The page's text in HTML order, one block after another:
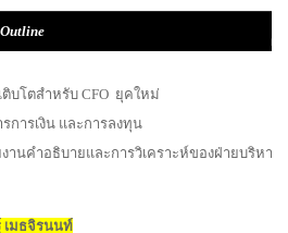
ผู้
ติบโตสำหรับ CFO ยุคใหม่
การเงิน และการลงทุน
านคำอธิบายและการวิเคราะห์ของฝ่ายบริหาร
เมธจิรนนท์